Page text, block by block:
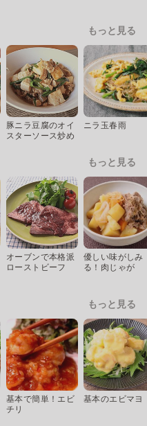
もっと見る
豚ニラ豆腐のオイ
スターソース炒め
ニラ玉春雨
もっと見る
オーブンで本格派
ローストビーフ
優しい味がしみ
る！肉じゃが
もっと見る
基本で簡単！エビ
チリ
基本のエビマヨ